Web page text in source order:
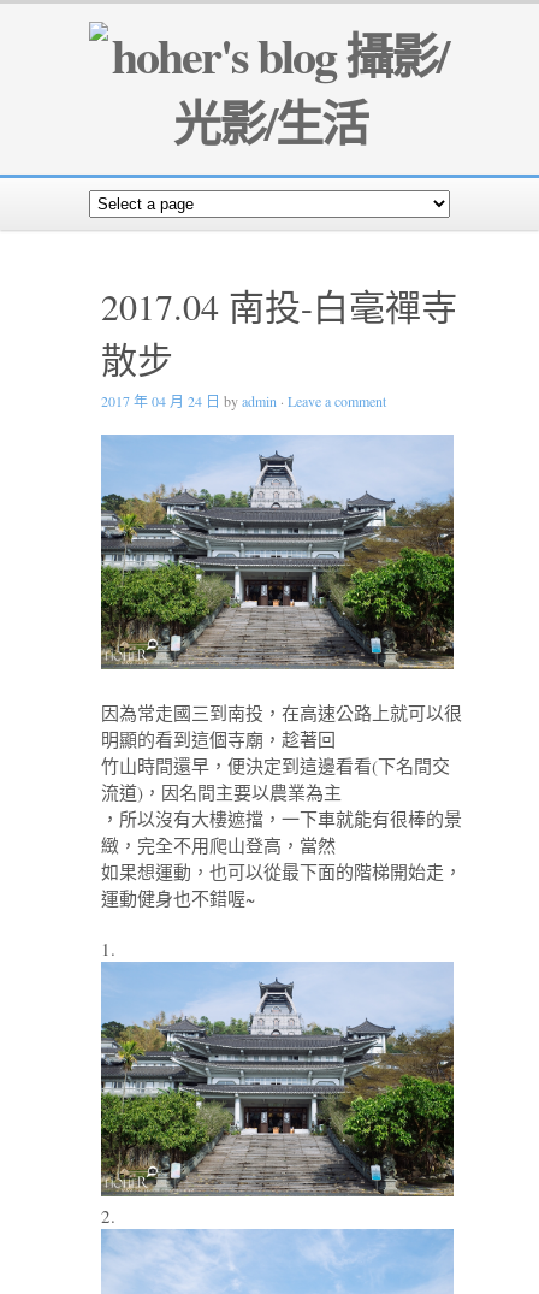
2017.04 南投-白毫禪寺
散步
2017 年 04 月 24 日 byadmin · Leave a comment
因為常走國三到南投，在高速公路上就可以很
明顯的看到這個寺廟，趁著回
竹山時間還早，便決定到這邊看看(下名間交
流道)，因名間主要以農業為主
，所以沒有大樓遮擋，一下車就能有很棒的景
緻，完全不用爬山登高，當然
如果想運動，也可以從最下面的階梯開始走，
運動健身也不錯喔~
1.
2.